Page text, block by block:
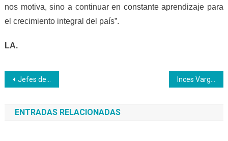
nos motiva, sino a continuar en constante aprendizaje para
el crecimiento integral del país”.
LA.
Navegación
de
entradas
Jefes de CFS construyen plan productivo en Carabobo
ENTRADAS RELACIONADAS